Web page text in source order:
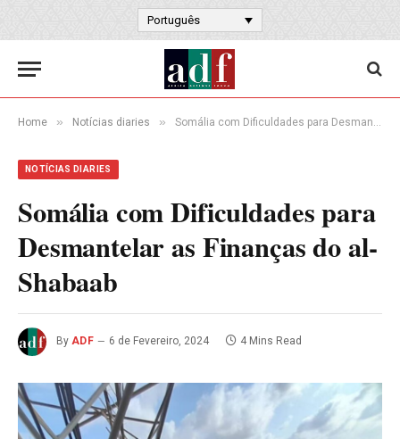
Português
Home » Notícias diaries » Somália com Dificuldades para Desmantelar as Finanças do al-Shabaab
NOTÍCIAS DIARIES
Somália com Dificuldades para
Desmantelar as Finanças do al-
Shabaab
By ADF 6 de Fevereiro, 2024 4 Mins Read